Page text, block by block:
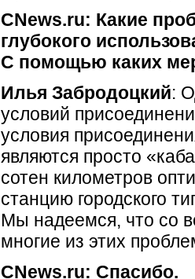
CNews.ru: Какие
глубокого
С помощью каких
Илья Забродоцкий:
условий
условия
являются просто
сотен километров
станцию городского
Мы надеемся, что со
многие из этих
CNews.ru: Спасибо.